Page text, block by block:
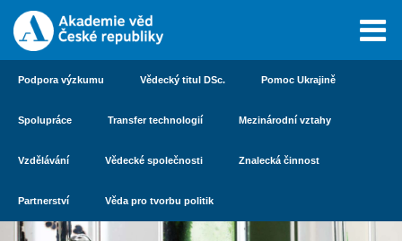
Podpora výzkumu Vědecký titul DSc. Pomoc Ukrajině
Spolupráce Transfer technologií Mezinárodní vztahy
Vzdělávání Vědecké společnosti Znalecká činnost
Partnerství Věda pro tvorbu politik